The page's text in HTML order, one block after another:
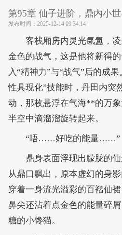
第95章 仙子进阶，鼎内小
发布时间： 2025-12-14 09:34:14
客栈厢房内灵光氤氲，
金色的战气，这是他将新得
入“精神力”与“战气”后的成
性具现化”技能时，丹田内突
动，那枚悬浮在气海**的万
半空中滴溜溜旋转起来。
“唔……好吃的能量……”
鼎身表面浮现出朦胧的
从鼎口飘出，原本虚幻的身
穿着一身流光溢彩的百褶仙
鼻尖还沾着点金色的能量碎
糖的小馋猫。